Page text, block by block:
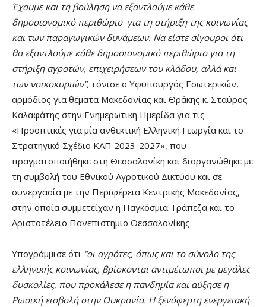
Έχουμε και τη βούληση να εξαντλούμε κάθε
δημοσιονομικό περιθώριο για τη στήριξη της κοινωνίας
και των παραγωγικών δυνάμεων. Nα είστε σίγουροι ότι
θα εξαντλούμε κάθε δημοσιονομικό περιθώριο για τη
στήριξη αγροτών, επιχειρήσεων του κλάδου, αλλά και
των νοικοκυριών”, τόνισε ο Υφυπουργός Εσωτερικών,
αρμόδιος για θέματα Μακεδονίας και Θράκης κ. Σταύρος
Καλαφάτης στην Ενημερωτική Ημερίδα για τις
«Προοπτικές για μία ανθεκτική Ελληνική Γεωργία και το
Στρατηγικό Σχέδιο ΚΑΠ 2023-2027», που
πραγματοποιήθηκε στη Θεσσαλονίκη και διοργανώθηκε με
τη συμβολή του Εθνικού Αγροτικού Δικτύου και σε
συνεργασία με την Περιφέρεια Κεντρικής Μακεδονίας,
στην οποία συμμετείχαν η Παγκόσμια Τράπεζα και το
Αριστοτέλειο Πανεπιστήμιο Θεσσαλονίκης.
Υπογράμμισε ότι “οι αγρότες, όπως και το σύνολο της
ελληνικής κοινωνίας, βρίσκονται αντιμέτωποι με μεγάλες
δυσκολίες, που προκάλεσε η πανδημία και αύξησε η
Ρωσική εισβολή στην Ουκρανία. Η ξενόφερτη ενεργειακή